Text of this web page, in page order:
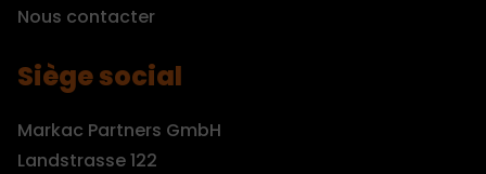
Nous contacter
Siège social
Markac Partners GmbH
Landstrasse 122